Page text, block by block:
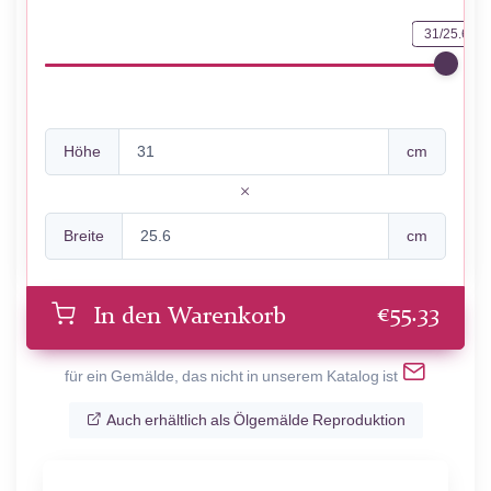
31/25.6
Höhe cm
Breite cm
In den Warenkorb €55.33
für ein Gemälde, das nicht in unserem Katalog ist
Auch erhältlich als Ölgemälde Reproduktion